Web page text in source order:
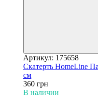
Артикул: 175658
Скатерть HomeLine
см
360 грн
В наличии